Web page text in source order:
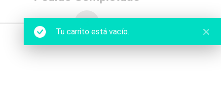
3
Tu carrito está vacío.